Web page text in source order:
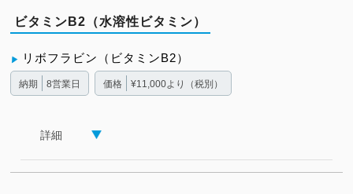
ビタミンB2（水溶性ビタミン）
リボフラビン（ビタミンB2）
納期 8営業日 価格 ¥11,000より（税別）
詳細